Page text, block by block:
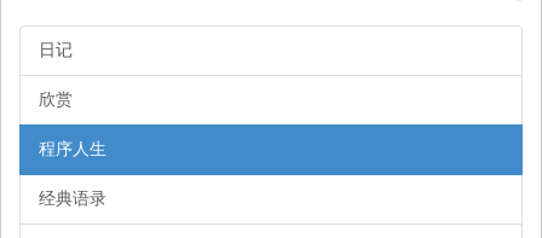
日记
欣赏
程序人生
经典语录